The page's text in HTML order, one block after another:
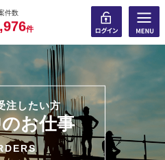
件数
,
0
9
0
76件
注したい方
お仕事